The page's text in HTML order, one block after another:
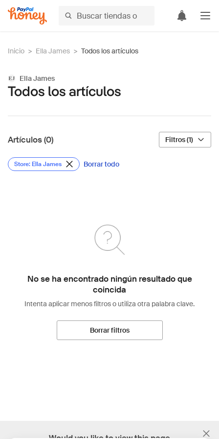
Inicio > Ella James > Todos los artículos
Ella James
Todos los artículos
Artículos (0) Filtros (1)
Store: Ella James Borrar todo
No se ha encontrado ningún resultado que
coincida
Intenta aplicar menos filtros o utiliza otra palabra clave.
Borrar filtros